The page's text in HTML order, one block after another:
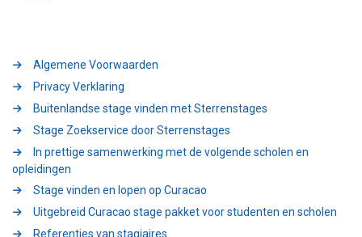
Algemene Voorwaarden
Privacy Verklaring
Buitenlandse stage vinden met Sterrenstages
Stage Zoekservice door Sterrenstages
In prettige samenwerking met de volgende scholen en
opleidingen
Stage vinden en lopen op Curacao
Uitgebreid Curacao stage pakket voor studenten en scholen
Referenties van stagiaires